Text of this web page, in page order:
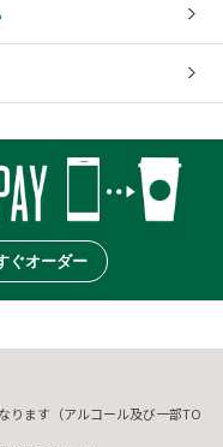
ぐオーダー
ります（アルコール及び一部TO